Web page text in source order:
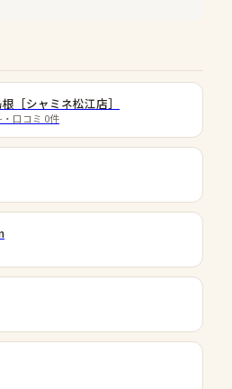
［シャミネ松江店］
- ・口コミ 0件